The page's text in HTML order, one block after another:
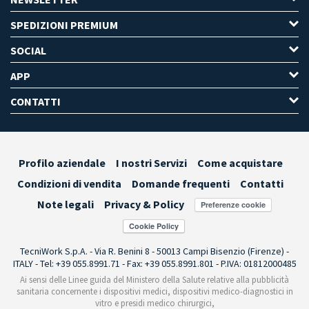
SPEDIZIONI PREMIUM
SOCIAL
APP
CONTATTI
Profilo aziendale I nostri Servizi
Come acquistare
Condizioni di vendita
Domande frequenti
Contatti
Note legali
Privacy & Policy Preferenze cookie
TecniWork S.p.A. - Via R. Benini 8 - 50013 Campi Bisenzio (Firenze) -
ITALY - Tel: +39 055.8991.71 - Fax: +39 055.8991.801 - P.IVA: 01812000485
Ai sensi delle Linee guida del Ministero della Salute relative alla pubblicità
sanitaria concernente i dispositivi medici, dispositivi medico-diagnostici in
vitro e presidi medico chirurgici,